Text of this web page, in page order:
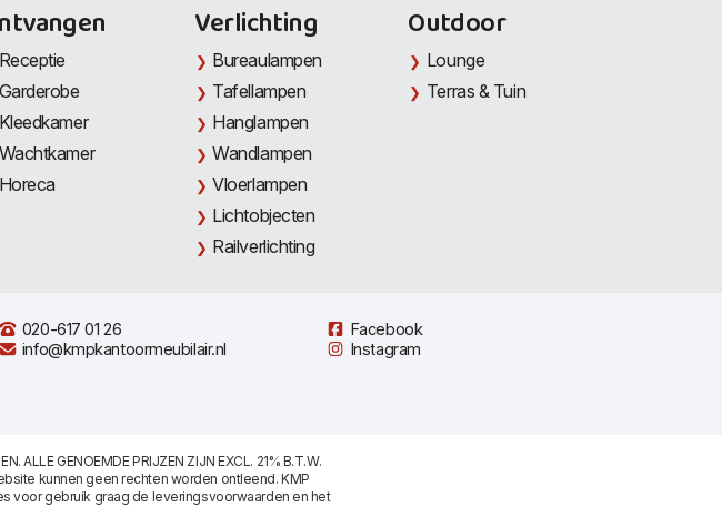
Receptie
Garderobe
Kleedkamer
Wachtkamer
Horeca
Verlichting
Bureaulampen
Tafellampen
Hanglampen
Wandlampen
Vloerlampen
Lichtobjecten
Railverlichting
Outdoor
Lounge
Terras & Tuin
020-617 01 26
info@kmpkantoormeubilair.nl
Facebook
Instagram
ALLE GENOEMDE PRIJZEN ZIJN EXCL. 21% B.T.W.
kunnen geen rechten worden ontleend. KMP
voor gebruik graag de leveringsvoorwaarden en het